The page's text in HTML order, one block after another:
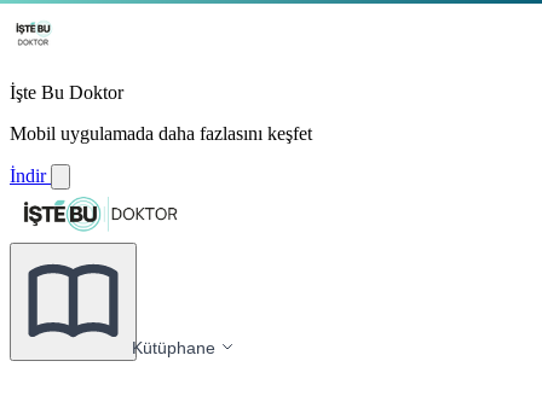
İşte Bu Doktor
Mobil uygulamada daha fazlasını keşfet
İndir
Kütüphane